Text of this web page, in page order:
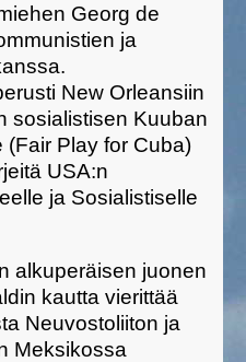
Georg de
ja
New Orleansiin
sosialistisen Kuuban
Play for Cuba)
USA:n
ja Sosialistiselle
alkuperäisen juonen
kautta vierittää
Neuvostoliiton ja
Meksikossa